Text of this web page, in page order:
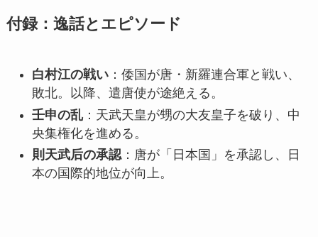
付録：逸話とエピソード
白村江の戦い：倭国が唐・新羅連合軍と戦い、
敗北。以降、遣唐使が途絶える。
壬申の乱：天武天皇が甥の大友皇子を破り、中
央集権化を進める。
則天武后の承認：唐が「日本国」を承認し、日
本の国際的地位が向上。